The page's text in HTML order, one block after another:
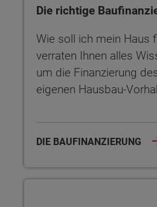
Die richtige
Wie soll ich mein Haus
verraten Ihnen alles
um die Finanzierung
eigenen Hausbau-
DIE BAUFINANZIERUNG